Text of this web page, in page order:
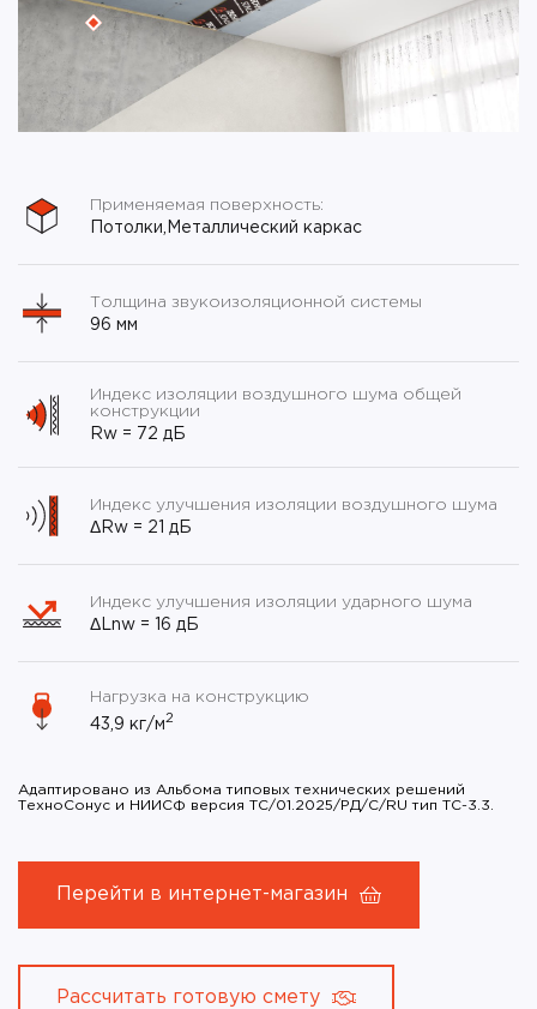
Применяемая поверхность:
Потолки,Металлический каркас
Толщина звукоизоляционной системы
96 мм
Индекс изоляции воздушного шума общей
конструкции
Rw = 72 дБ
Индекс улучшения изоляции воздушного шума
ΔRw = 21 дБ
Индекс улучшения изоляции ударного шума
ΔLnw = 16 дБ
Нагрузка на конструкцию
43,9 кг/м2
Адаптировано из Альбома типовых технических решений
ТехноСонус и НИИСФ версия ТС/01.2025/РД/С/RU тип ТС-3.3.
Перейти в интернет-магазин
Рассчитать готовую смету